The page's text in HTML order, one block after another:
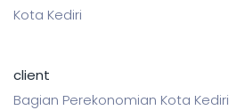
Kota Kediri
client
Bagian Perekonomian Kota Kediri